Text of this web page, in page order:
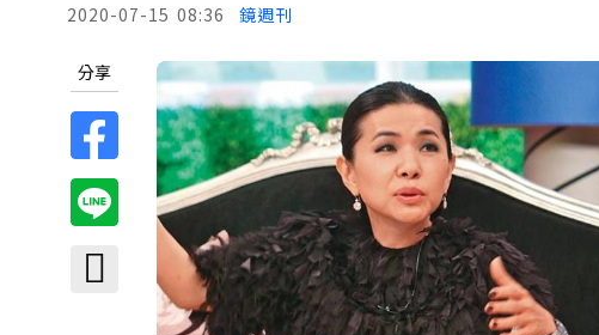
2020-07-15 08:36 鏡週刊
分享